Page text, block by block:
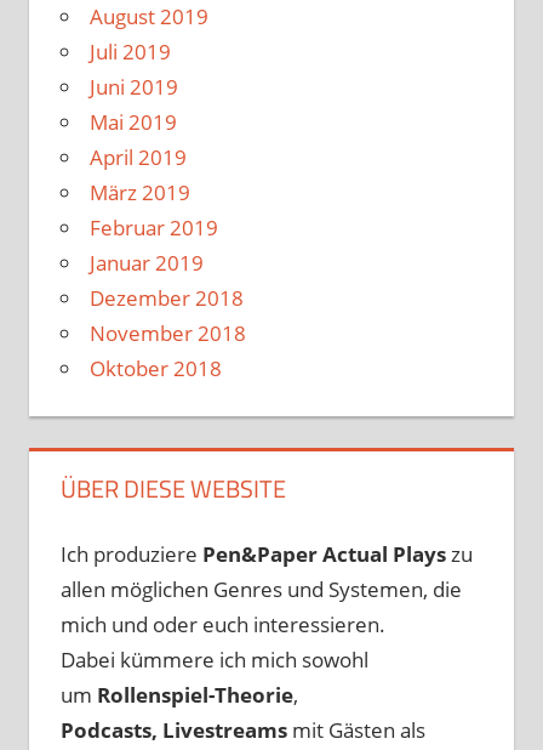
August 2019
Juli 2019
Juni 2019
Mai 2019
April 2019
März 2019
Februar 2019
Januar 2019
Dezember 2018
November 2018
Oktober 2018
ÜBER DIESE WEBSITE
Ich produziere Pen&PaperActual Playszu
allen möglichen Genres und Systemen, die
mich und oder euch interessieren.
Dabei kümmere ich mich sowohl
um Rollenspiel-Theorie,
Podcasts, Livestreams mit Gästen als